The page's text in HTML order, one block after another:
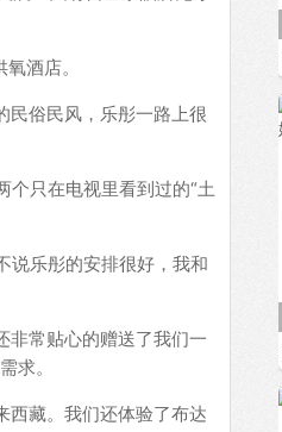
酒店。
民俗民风，乐彤一路上很
只在电视里看到过的“土
说乐彤的安排很好，我和
常贴心的赠送了我们一
求。
西藏。我们还体验了布达